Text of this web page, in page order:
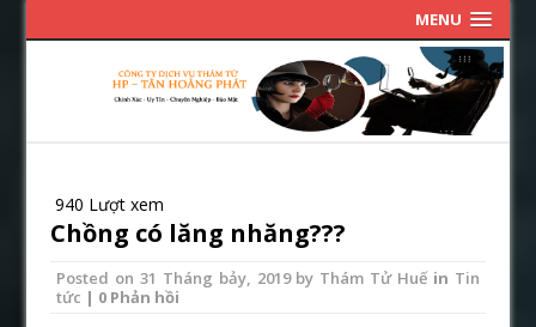
MENU
940 Lượt xem
Chồng có lăng nhăng???
Posted on31 Tháng bảy, 2019by Thám Tử Huếin Tin
tức | 0 Phản hồi